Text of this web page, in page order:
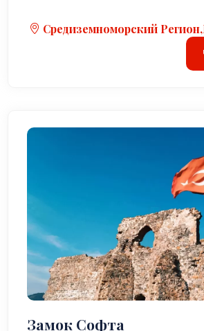
Средиземноморский
Замок Софта